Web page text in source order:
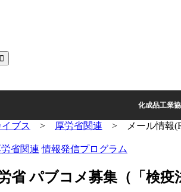
化成品工業
ブス > 厚労省関連 >
メール情報
労省関連 情報発信プログラム
省 パブコメ募集（「検